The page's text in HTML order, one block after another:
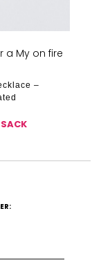
a My on fire
–